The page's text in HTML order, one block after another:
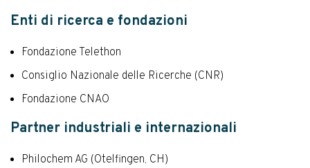
Enti di ricerca e fondazioni
Fondazione Telethon
Consiglio Nazionale delle Ricerche (CNR)
Fondazione CNAO
Partner industriali e internazionali
Philochem AG (Otelfingen, CH)